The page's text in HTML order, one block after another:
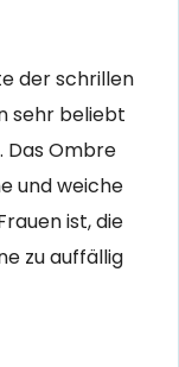
der schrillen
sehr beliebt
Das Ombre
und weiche
ist, die
zu auffällig